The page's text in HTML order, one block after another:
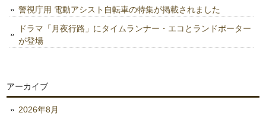
警視庁用 電動アシスト自転車の特集が掲載されました
ドラマ「月夜行路」にタイムランナー・エコとランドポーター
が登場
アーカイブ
2026年8月